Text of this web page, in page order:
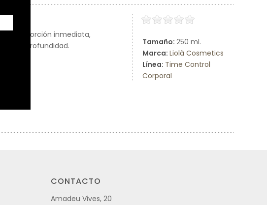
Tamaño: 250 ml.
Marca: Liolà Cosmetics
Línea: Time Control
Corporal
de absorción inmediata,
en profundidad.
CONTACTO
Amadeu Vives, 20